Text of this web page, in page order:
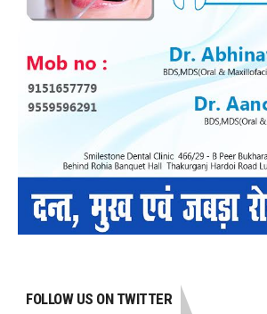
FOLLOW US ON TWITTER